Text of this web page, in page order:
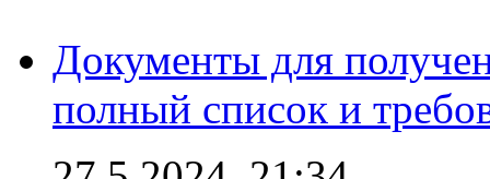
Документы для
полный список и